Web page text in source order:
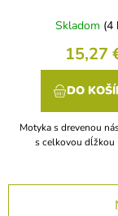
Skladom (4
15,27
DO
Motyka s drevenou
s celkovou dĺžkou